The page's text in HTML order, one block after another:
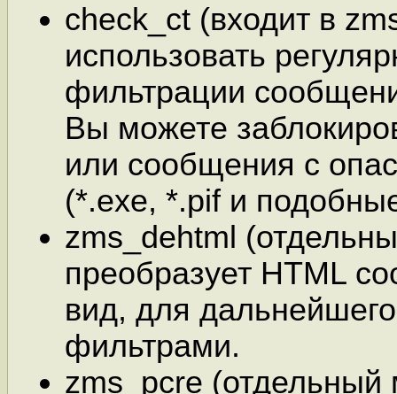
check_ct (входит в
использовать
фильтрации
Вы можете
или сообщения с
(*.exe, *.pif и
zms_dehtml
преобразует HTML
вид, для
фильтрами.
zms_pcre